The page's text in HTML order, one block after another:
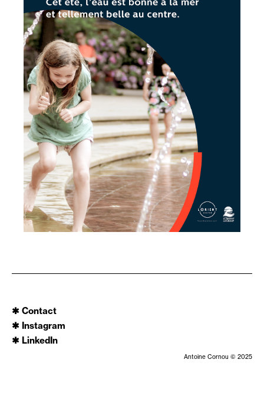
✱ Contact
✱ Instagram
✱ LinkedIn
Antoine Cornou © 2025